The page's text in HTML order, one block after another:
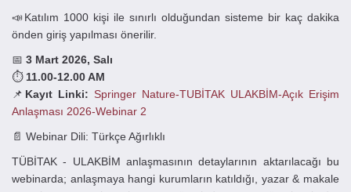
📣Katılım 1000 kişi ile sınırlı olduğundan sisteme bir kaç dakika
önden giriş yapılması önerilir.
📅 3 Mart 2026, Salı
⏱11.00-12.00 AM
📌 Kayıt Linki: Springer Nature-TUBİTAK ULAKBİM-Açık Erişim
Anlaşması 2026-Webinar 2
📄 Webinar Dili: Türkçe Ağırlıklı
TÜBİTAK - ULAKBİM anlaşmasının detaylarının aktarılacağı bu
webinarda; anlaşmaya hangi kurumların katıldığı, yazar & makale